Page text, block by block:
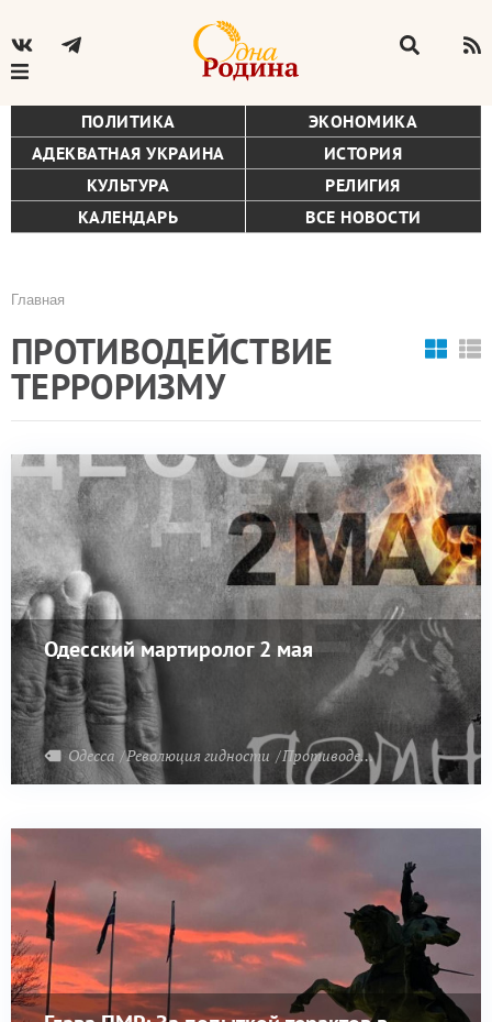
ПОЛИТИКА
ЭКОНОМИКА
АДЕКВАТНАЯ УКРАИНА
ИСТОРИЯ
КУЛЬТУРА
РЕЛИГИЯ
КАЛЕНДАРЬ
ВСЕ НОВОСТИ
Строка
навигации
Главная
ПРОТИВОДЕЙСТВИЕ
ТЕРРОРИЗМУ
Одесский мартиролог 2 мая
Одесса Революция гидности Противодействие терроризму